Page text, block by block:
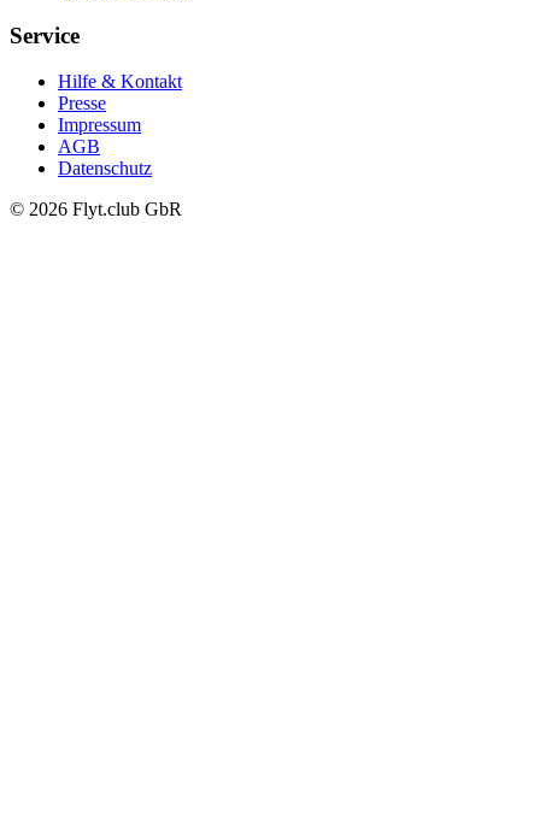
Service
Hilfe & Kontakt
Presse
Impressum
AGB
Datenschutz
© 2026 Flyt.club GbR